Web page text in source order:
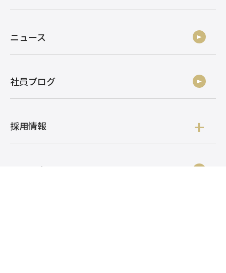
ニュース
社員ブログ
採用情報
お問い合わせ